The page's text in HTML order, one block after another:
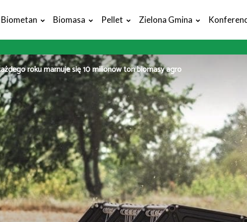
Biometan Biomasa Pellet Zielona Gmina
roku marnuje się 10 milionów ton biomasy agro